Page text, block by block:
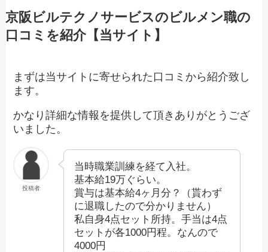
京阪ビルテクノサービスのビルメン職の
口コミを紹介【当サイト】
まずは当サイトに寄せられた口コミから紹介致し
ます。
かなり詳細な情報を提供して頂きありがとうござ
いました。
投稿者
当時職業訓練を経て入社。
基本給19万ぐらい。
賞与は基本給4ヶ月分？（貰わず
に退職したので分かりません）
私自身4点セット所持。手当は4点
セットが各1000円程。なんので
4000円